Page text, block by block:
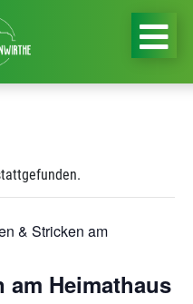
& Stricken am
Heimathaus